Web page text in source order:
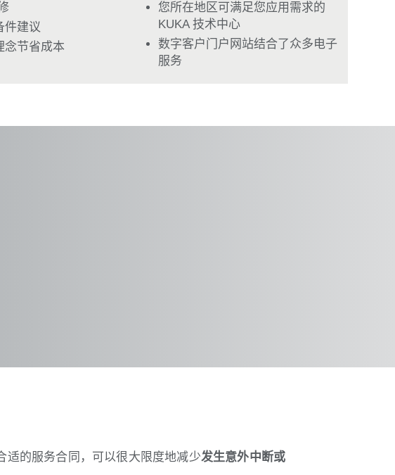
件建议
念节省成本
您所在地区可满足您应用需求的
KUKA 技术中心
数字客户门户网站结合了众多电子
服务
适的服务合同，可以很大限度地减少发生意外中断或